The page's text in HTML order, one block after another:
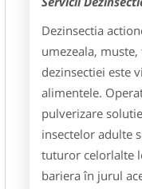
Dezinsectia
umezeala,
dezinsectiei este
alimentele.
pulverizare
insectelor adulte
tuturor celorlalte
bariera în jurul